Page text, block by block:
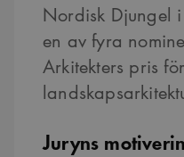
Nordisk Djungel
en av fyra
Arkitekters pris
Juryns